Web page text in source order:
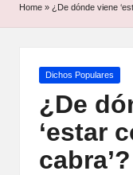
Home » ¿De dónde viene
Publicada
Dichos Populares
¿De
‘estar
cabra’?